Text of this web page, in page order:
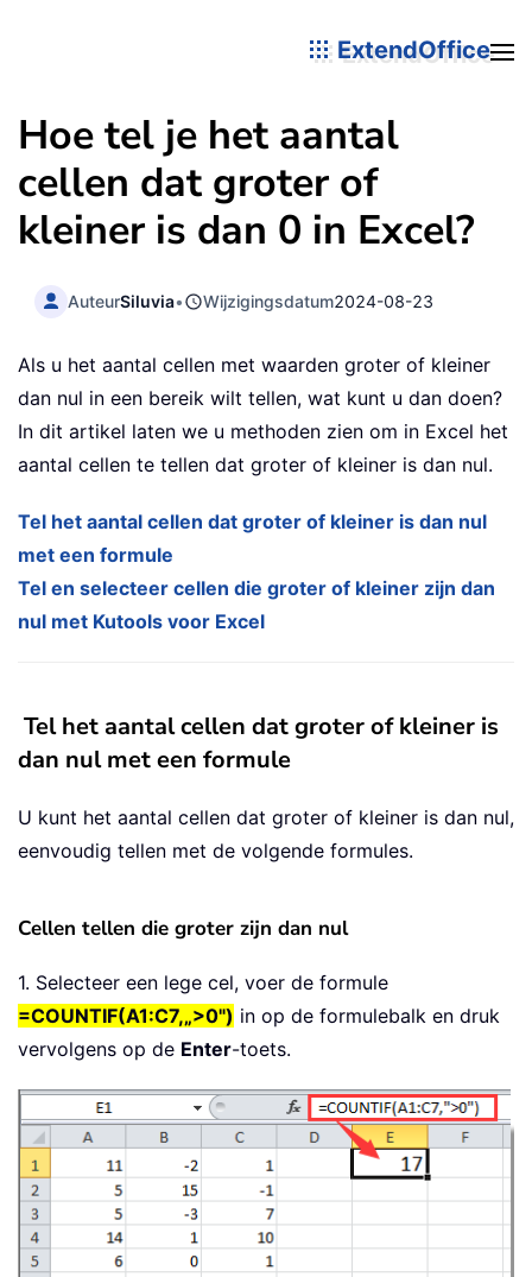
ExtendOffice
Hoe tel je het aantal
cellen dat groter of
kleiner is dan 0 in Excel?
AuteurSiluvia• Wijzigingsdatum2024-08-23
Als u het aantal cellen met waarden groter of kleiner
dan nul in een bereik wilt tellen, wat kunt u dan doen?
In dit artikel laten we u methoden zien om in Excel het
aantal cellen te tellen dat groter of kleiner is dan nul.
Tel het aantal cellen dat groter of kleiner is dan nul
met een formule
Tel en selecteer cellen die groter of kleiner zijn dan
nul met Kutools voor Excel
Tel het aantal cellen dat groter of kleiner is
dan nul met een formule
U kunt het aantal cellen dat groter of kleiner is dan nul,
eenvoudig tellen met de volgende formules.
Cellen tellen die groter zijn dan nul
1. Selecteer een lege cel, voer de formule
=COUNTIF(A1:C7,„>0") in op de formulebalk en druk
vervolgens op de Enter-toets.